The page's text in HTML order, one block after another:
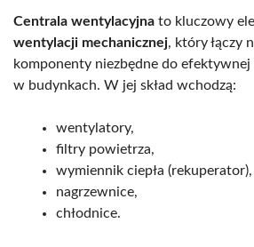
Centrala wentylacyjna to kluczowy
wentylacji mechanicznej, który łączy
komponenty niezbędne do
w budynkach. W jej skład wchodzą:
wentylatory,
filtry powietrza,
wymiennik ciepła (rekuperator),
nagrzewnice,
chłodnice.